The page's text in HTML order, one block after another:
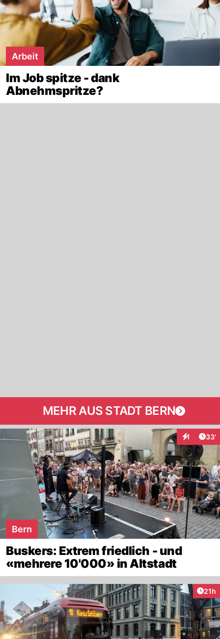
Arbeit
Im Job spitze - dank
Abnehmspritze?
MEHR AUS STADT BERN
1 33'
Bern
Buskers: Extrem friedlich - und
«mehrere 10'000» in Altstadt
21h